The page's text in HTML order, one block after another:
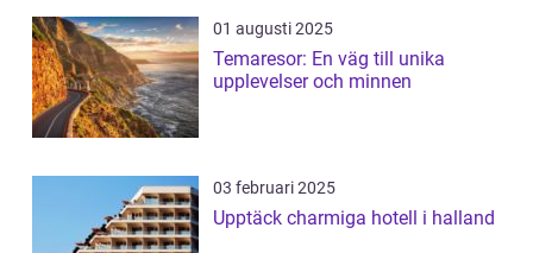
01 augusti 2025
Temaresor: En väg till unika
upplevelser och minnen
03 februari 2025
Upptäck charmiga hotell i halland